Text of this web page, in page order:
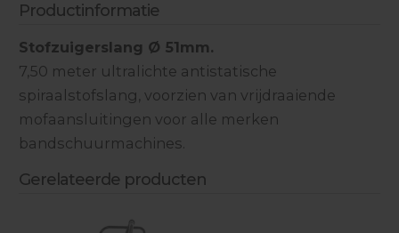
Productinformatie
Stofzuigerslang Ø 51mm.
7,50 meter ultralichte antistatische
spiraalstofslang, voorzien van vrijdraaiende
mofaansluitingen voor alle merken
bandschuurmachines.
Gerelateerde producten